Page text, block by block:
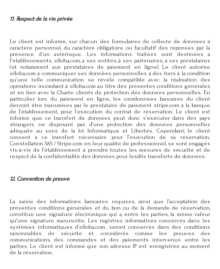
11. Respect de la vie privée
Le client est informé, sur chacun des formulaires de collecte de données à
caractère personnel, du caractère obligatoire ou facultatif des réponses par la
présence d’un astérisque. Les informations traitées sont destinées à
l’établissements, elloha.com, à ses entités, à ses partenaires, à ses prestataires
(et notamment aux prestataires de paiement en ligne). Le client autorise
elloha.com à communiquer ses données personnelles à des tiers à la condition
qu’une telle communication se révèle compatible avec la réalisation des
opérations incombant à elloha.com au titre des présentes conditions générales
et en lien avec la Charte clients de protection des données personnelles. En
particulier lors du paiement en ligne, les coordonnées bancaires du client
devront être transmises par le prestataire de paiement stripe.com à la banque
de l’établissement, pour l’exécution du contrat de réservation. Le client est
informé que ce transfert de données peut donc s’exécuter dans des pays
étrangers ne disposant pas d’une protection des données personnelles
adéquate au sens de la loi Informatique et Libertés. Cependant, le client
consent à ce transfert nécessaire pour l’exécution de sa réservation.
Constellation SAS / Stripe.com en leur qualité de professionnel, se sont engagés
vis-à-vis de l’établissement à prendre toutes les mesures de sécurité et de
respect de la confidentialité des données pour lesdits transferts de données.
12. Convention de preuve
La saisie des informations bancaires requises, ainsi que l’acceptation des
présentes conditions générales et du bon ou de la demande de réservation,
constitue une signature électronique qui a, entre les parties, la même valeur
qu'une signature manuscrite. Les registres informatisés conservés dans les
systèmes informatiques d’elloha.com. seront conservés dans des conditions
raisonnables de sécurité et considérés comme les preuves des
communications, des commandes et des paiements intervenus entre les
parties. Le client est informé que son adresse IP est enregistrée au moment
de la réservation.